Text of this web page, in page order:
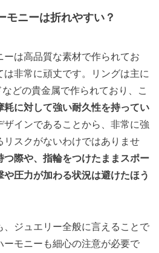
モニーは折れやすい？
ーは高品質な素材で作られてお
は非常に頑丈です。リングは主に
どの貴金属で作られており、こ
耗に対して強い耐久性を持ってい
ザインであることから、非常に強
リスクがないわけではありませ
つ際や、指輪をつけたままスポー
圧力が加わる状況は避けたほう
、ジュエリー全般に言えることで
ーモニーも細心の注意が必要で